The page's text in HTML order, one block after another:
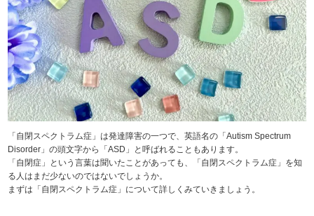
「自閉スペクトラム症」は発達障害の一つで、英語名の「Autism Spectrum
Disorder」の頭文字から「ASD」と呼ばれることもあります。
「自閉症」という言葉は聞いたことがあっても、「自閉スペクトラム症」を知
る人はまだ少ないのではないでしょうか。
まずは「自閉スペクトラム症」について詳しくみていきましょう。